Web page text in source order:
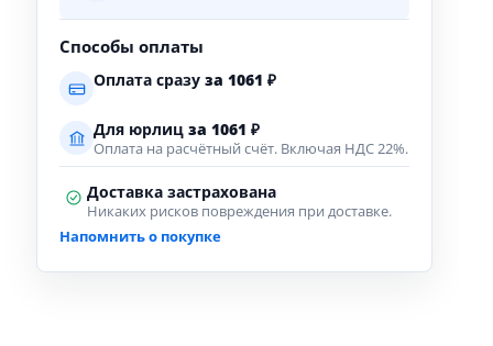
Способы оплаты
Оплата сразу за 1061 ₽
Для юрлиц за 1061 ₽
Оплата на расчётный счёт. Включая НДС 22%.
Доставка застрахована
Никаких рисков повреждения при доставке.
Напомнить о покупке